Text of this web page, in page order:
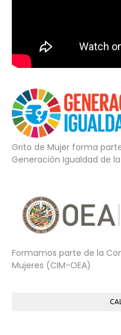
Grito de Mujer forma
Generación Igualdad de la
Formamos parte de la
Mujeres (CIM-OEA)